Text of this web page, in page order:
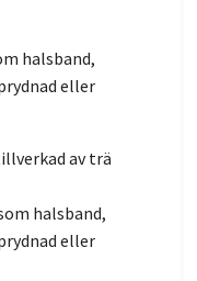
halsband,
eller
av trä
halsband,
eller